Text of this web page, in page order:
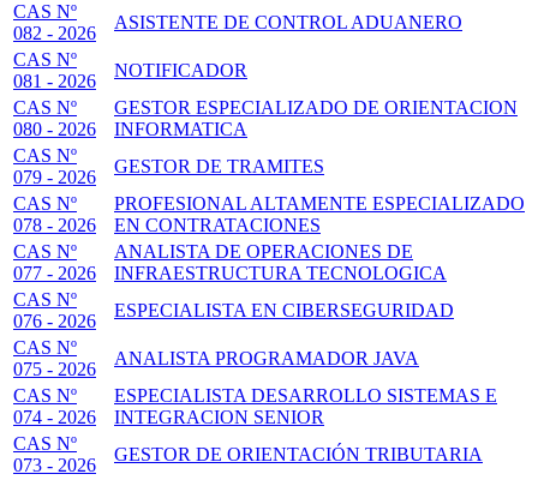
CAS Nº
082 - 2026
ASISTENTE DE CONTROL ADUANERO
CAS Nº
081 - 2026
NOTIFICADOR
CAS Nº
080 - 2026
GESTOR ESPECIALIZADO DE ORIENTACION
INFORMATICA
CAS Nº
079 - 2026
GESTOR DE TRAMITES
CAS Nº
078 - 2026
PROFESIONAL ALTAMENTE ESPECIALIZADO
EN CONTRATACIONES
CAS Nº
077 - 2026
ANALISTA DE OPERACIONES DE
INFRAESTRUCTURA TECNOLOGICA
CAS Nº
076 - 2026
ESPECIALISTA EN CIBERSEGURIDAD
CAS Nº
075 - 2026
ANALISTA PROGRAMADOR JAVA
CAS Nº
074 - 2026
ESPECIALISTA DESARROLLO SISTEMAS E
INTEGRACION SENIOR
CAS Nº
073 - 2026
GESTOR DE ORIENTACIÓN TRIBUTARIA